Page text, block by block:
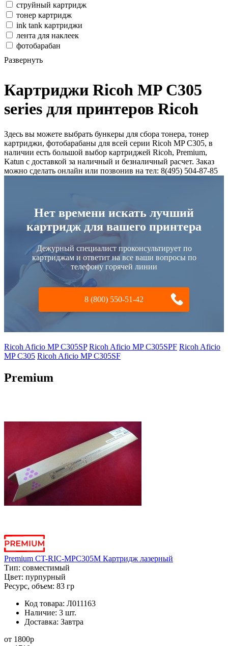
струйный картридж
тонер картридж
ink tank картриджи
лента для наклеек
фотобарабан
Развернуть
Картриджи Ricoh MP C305
series для принтеров Ricoh
Здесь вы можете выбрать бункеры для сбора тонера, тонер
картриджи, фотобарабаны для всей серии Ricoh MP C305, в
наличии есть большой выбор картриджей Ricoh, Premium,
Katun с доставкой за наличный и безналичный расчет. Заказ
можно сделать онлайн или позвонив на тел: 8(495) 504-87-85
Нет времени искать лучший
картридж для вашего принтера
Дежурный специалист проконсультирует по
картриджам и ответит на все ваши вопросы по
телефону горячей линии
8 (800) 550-51-42
Ricoh Aficio MP C305SP Ricoh Aficio MP C305SPF Ricoh Aficio
MP C305 Ricoh Aficio MP C305SF
Premium
Premium CT-RIC-MPC305M Картридж лазерный
Тип: совместимый
Цвет: пурпурный
Ресурс, объем: 83 гр
Код товара: Л011163
Наличие: 3 шт.
Доставка: Завтра
от 1800p